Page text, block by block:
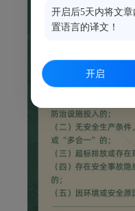
开启后5天内将文
置语言的译文！
开启